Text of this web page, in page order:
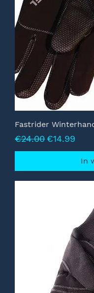
Fastrider
Normale prijs
€24.00 Verkoopprijs
€14.99
In